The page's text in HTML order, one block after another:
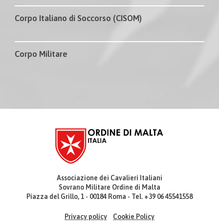
Corpo Italiano di Soccorso (CISOM)
Corpo Militare
Associazione dei Cavalieri Italiani
Sovrano Militare Ordine di Malta
Piazza del Grillo, 1 - 00184 Roma - Tel. +39 06 45541558
Privacy policy
Cookie Policy